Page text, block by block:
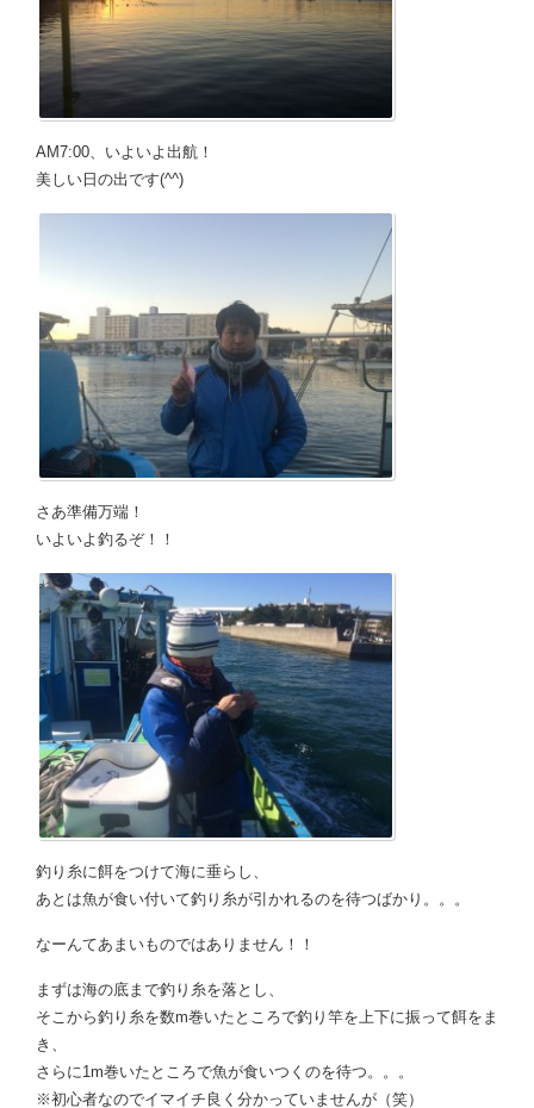
AM7:00、いよいよ出航！
美しい日の出です(^^)
さあ準備万端！
いよいよ釣るぞ！！
釣り糸に餌をつけて海に垂らし、
あとは魚が食い付いて釣り糸が引かれるのを待つばかり。。。
なーんてあまいものではありません！！
まずは海の底まで釣り糸を落とし、
そこから釣り糸を数m巻いたところで釣り竿を上下に振って餌をま
き、
さらに1m巻いたところで魚が食いつくのを待つ。。。
※初心者なのでイマイチ良く分かっていませんが（笑）